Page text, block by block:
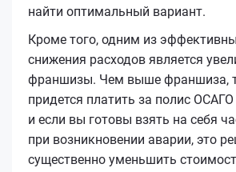
найти оптимальный вариант.
Кроме того, одним из
снижения расходов является
франшизы. Чем выше франшиза,
придется платить за полис
и если вы готовы взять на себя
при возникновении аварии, это
существенно уменьшить